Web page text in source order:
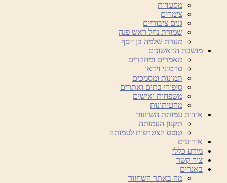
מסעדות
צימרים
גנים ציבוריים
שמורת נחל ראש פנה
מערת שלמה בן יוסף
מושבת הראשונים
מאמרים ומחקרים
סרטוני וידאו
תמונות ומסמכים
סיפורי בתים ואתרים
משפחות ואישים
מהעיתונות
אודות עמותת השחזור
תקנון העמותה
טופס הצטרפות לעמותה
אירועים
מידע כללי
צור קשר
באנרים
מה באתר השחזור